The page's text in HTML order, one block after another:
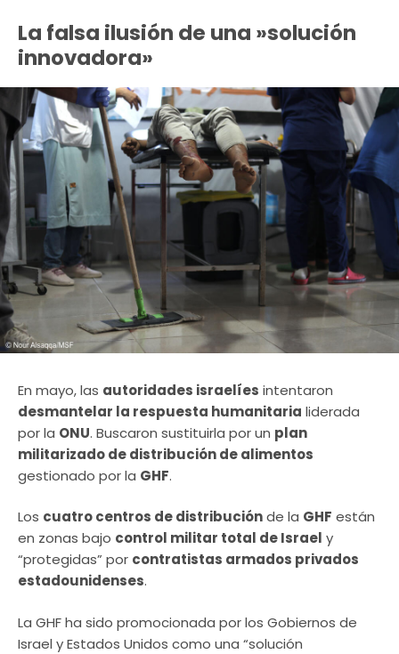
La falsa ilusión de una »solución
innovadora»
En mayo, las autoridades israelíes intentaron
desmantelar la respuesta humanitaria liderada
por la ONU. Buscaron sustituirla por un plan
militarizado de distribución de alimentos
gestionado por la GHF.
Los cuatro centros de distribuciónde la GHF están
en zonas bajo control militar total de Israel y
“protegidas” por contratistas armados privados
estadounidenses.
La GHF ha sido promocionada por los Gobiernos de
Israel y Estados Unidos como una “solución